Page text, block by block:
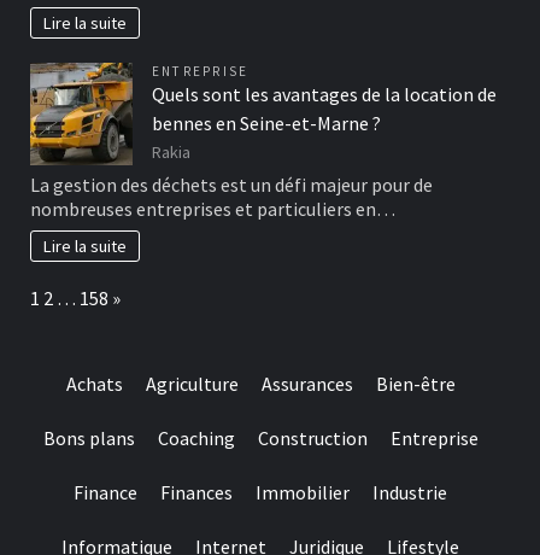
Lire la suite
ENTREPRISE
Quels sont les avantages de la location de
bennes en Seine-et-Marne ?
Rakia
La gestion des déchets est un défi majeur pour de
nombreuses entreprises et particuliers en…
Lire la suite
Page:
1 2 … 158 Next
»
Achats Agriculture Assurances Bien-être
Bons plans Coaching Construction Entreprise
Finance Finances Immobilier Industrie
Informatique Internet Juridique Lifestyle